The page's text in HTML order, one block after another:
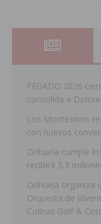
FEGADO 2026
consolida a
Los Montesinos
con nuevos
Orihuela cumple
recibirá 3,3
Orihuela organiza
Orquesta de
Colinas Golf &